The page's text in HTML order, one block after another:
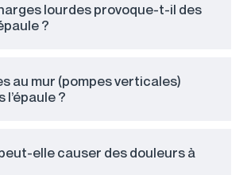
lourdes provoque-t-il des
?
au mur (pompes verticales)
?
elle causer des douleurs à